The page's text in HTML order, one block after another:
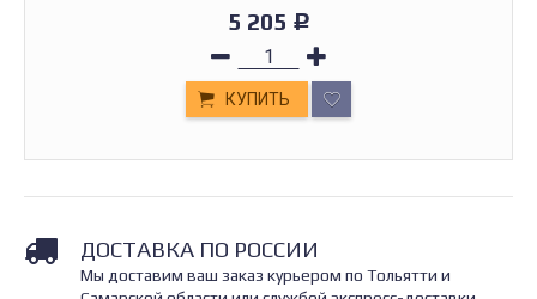
5 205 Р
КУПИТЬ
ДОСТАВКА ПО РОССИИ
Мы доставим ваш заказ курьером по Тольятти и